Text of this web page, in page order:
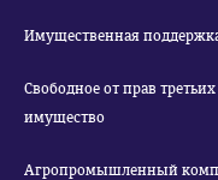
Имущественная
Свободное от прав
имущество
Агропромышленный